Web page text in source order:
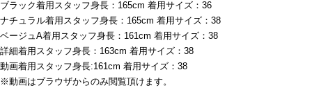
ブラック着用スタッフ身長：165cm 着用サイズ：36
ナチュラル着用スタッフ身長：165cm 着用サイズ：38
ベージュA着用スタッフ身長：161cm 着用サイズ：38
詳細着用スタッフ身長：163cm 着用サイズ：38
動画着用スタッフ身長:161cm 着用サイズ：38
※動画はブラウザからのみ閲覧頂けます。